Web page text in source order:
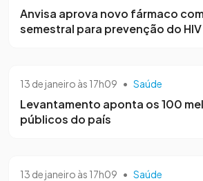
Anvisa aprova novo fármaco
semestral para prevenção do HIV
13 de janeiro às 17h09 • Saúde
Levantamento aponta os 100
públicos do país
13 de janeiro às 17h09 • Saúde